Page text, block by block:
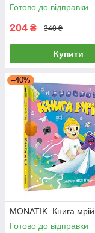
Готово до відправки
204 ₴ 340 ₴
Купити
–40%
MONATIK. Книга мрій
Готово до відправки